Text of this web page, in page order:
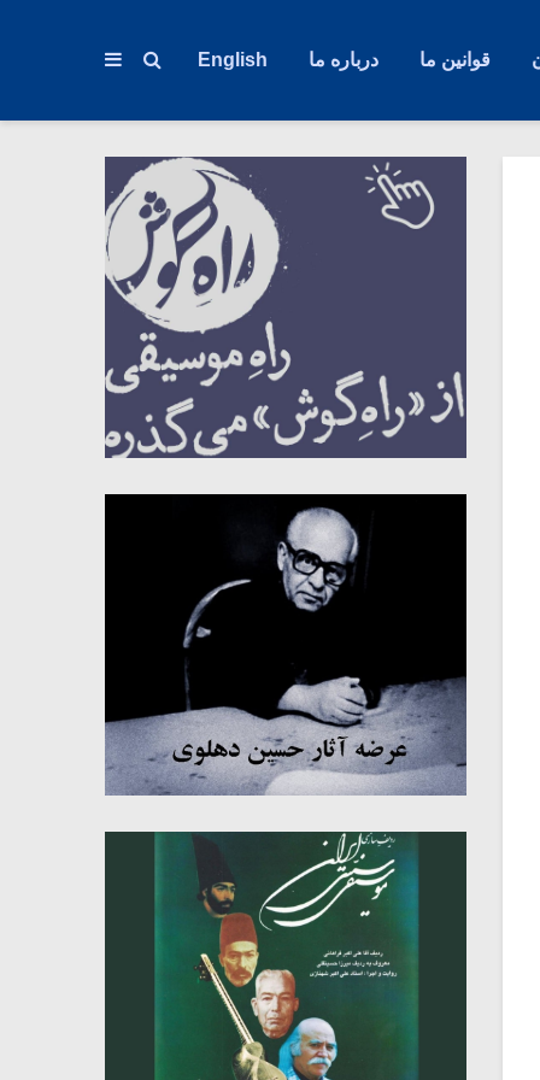
قوانین ما درباره ما English
میکلوش روژا